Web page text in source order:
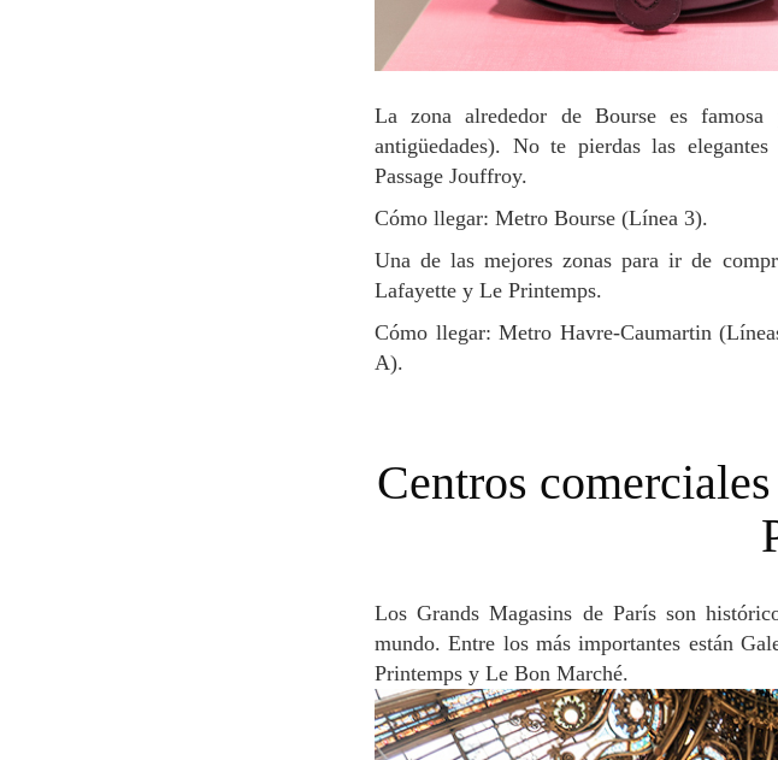
La zona alrededor de Bourse es famosa
antigüedades). No te pierdas las
Passage Jouffroy.
Cómo llegar: Metro Bourse (Línea 3).
Una de las mejores zonas para ir de compras gracias a los grandes almacenes, como Galeries
Lafayette y Le Printemps.
Cómo llegar: Metro Havre-Caumartin (Líneas 3 o 9), Opéra (Líneas 3, 7, 8), RER Auber (Línea
A).
Centros comerciales y grandes almacenes de
Los Grands Magasins de París son históricos y fueron de los primeros grandes almacenes del
mundo. Entre los más importantes están
Printemps y Le Bon Marché.